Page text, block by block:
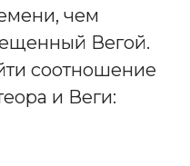
чем
Вегой.
соотношение
и Веги: